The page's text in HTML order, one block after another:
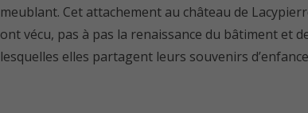
meublant. Cet attachement au château de
ont vécu, pas à pas la renaissance du bâtiment et
lesquelles elles partagent leurs souvenirs